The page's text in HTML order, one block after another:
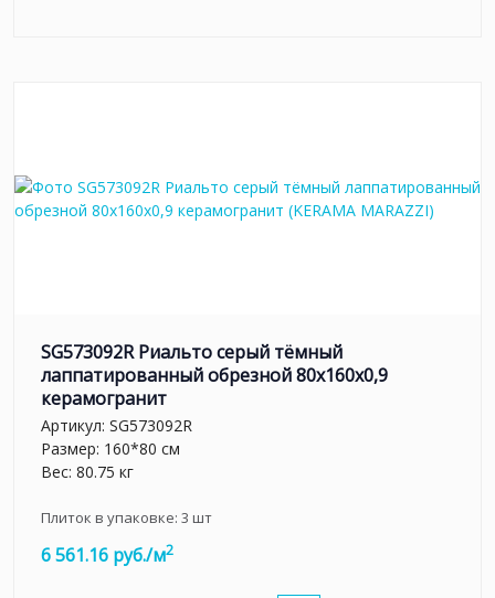
SG573092R Риальто серый тёмный
лаппатированный обрезной 80x160x0,9
керамогранит
Артикул: SG573092R
Размер: 160*80 см
Вес: 80.75 кг
Плиток в упаковке: 3 шт
6 561.16 руб./м2